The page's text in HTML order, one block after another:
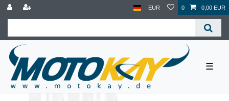
EUR 0 0,00 EUR
☰